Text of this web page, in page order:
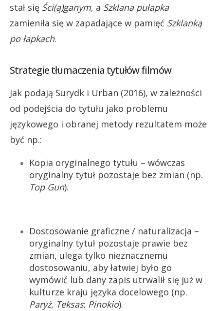
stał się Ści(ą)ganym, a Szklana pułapka
zamieniła się w zapadające w pamięć Szklanką
po łapkach.
Strategie tłumaczenia tytułów filmów
Jak podają Surydk i Urban (2016), w zależności
od podejścia do tytułu jako problemu
językowego i obranej metody rezultatem może
być np.:
Kopia oryginalnego tytułu – wówczas
oryginalny tytuł pozostaje bez zmian (np.
Top Gun).
Dostosowanie graficzne / naturalizacja –
oryginalny tytuł pozostaje prawie bez
zmian, ulega tylko nieznacznemu
dostosowaniu, aby łatwiej było go
wymówić lub dany zapis utrwalił się już w
kulturze kraju języka docelowego (np.
Paryż, Teksas; Pinokio).